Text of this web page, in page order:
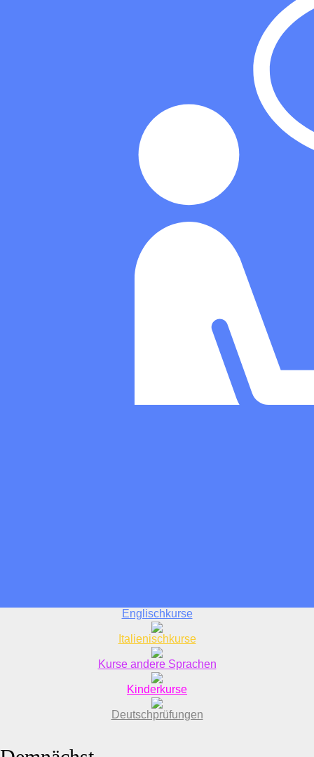
Englischkurse
Italienischkurse
Kurse andere Sprachen
Kinderkurse
Deutschprüfungen